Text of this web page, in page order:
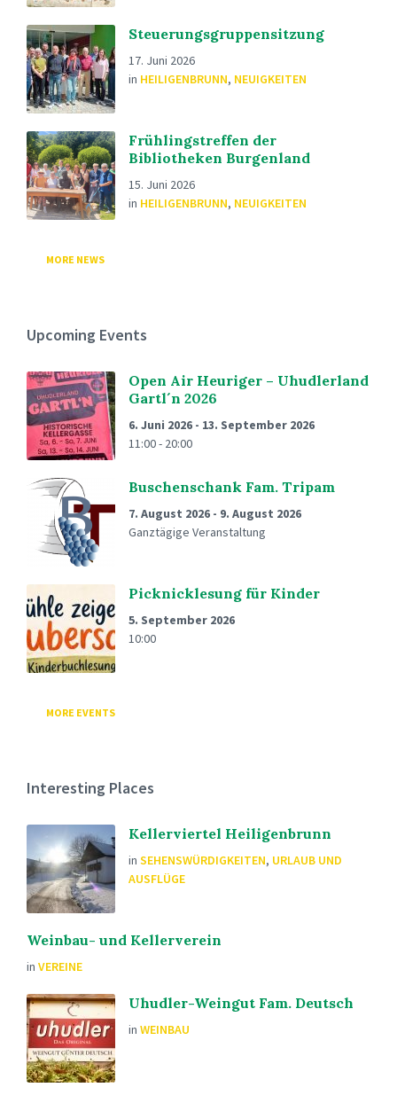
Steuerungsgruppensitzung
17. Juni 2026
in HEILIGENBRUNN, NEUIGKEITEN
Frühlingstreffen der
Bibliotheken Burgenland
15. Juni 2026
in HEILIGENBRUNN, NEUIGKEITEN
MORE NEWS
Upcoming Events
Open Air Heuriger – Uhudlerland
Gartl´n 2026
6. Juni 2026 - 13. September 2026
11:00 - 20:00
Buschenschank Fam. Tripam
7. August 2026 - 9. August 2026
Ganztägige Veranstaltung
Picknicklesung für Kinder
5. September 2026
10:00
MORE EVENTS
Interesting Places
Kellerviertel Heiligenbrunn
in SEHENSWÜRDIGKEITEN, URLAUB UND
AUSFLÜGE
Weinbau- und Kellerverein
in VEREINE
Uhudler-Weingut Fam. Deutsch
in WEINBAU